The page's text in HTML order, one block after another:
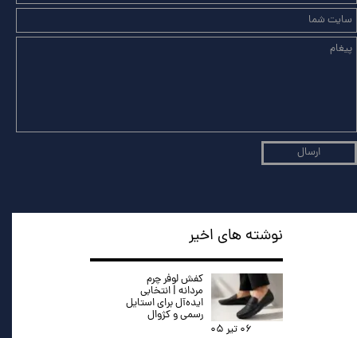
ارسال
نوشته های اخیر
کفش لوفر چرم
مردانه | انتخابی
ایده‌آل برای استایل
رسمی و کژوال
۰۶ تیر ۰۵